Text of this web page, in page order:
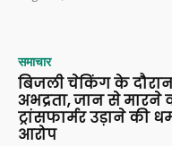
समाचार
बिजली चेकिंग के
अभद्रता, जान से मारने
ट्रांसफार्मर उड़ाने की
आरोप